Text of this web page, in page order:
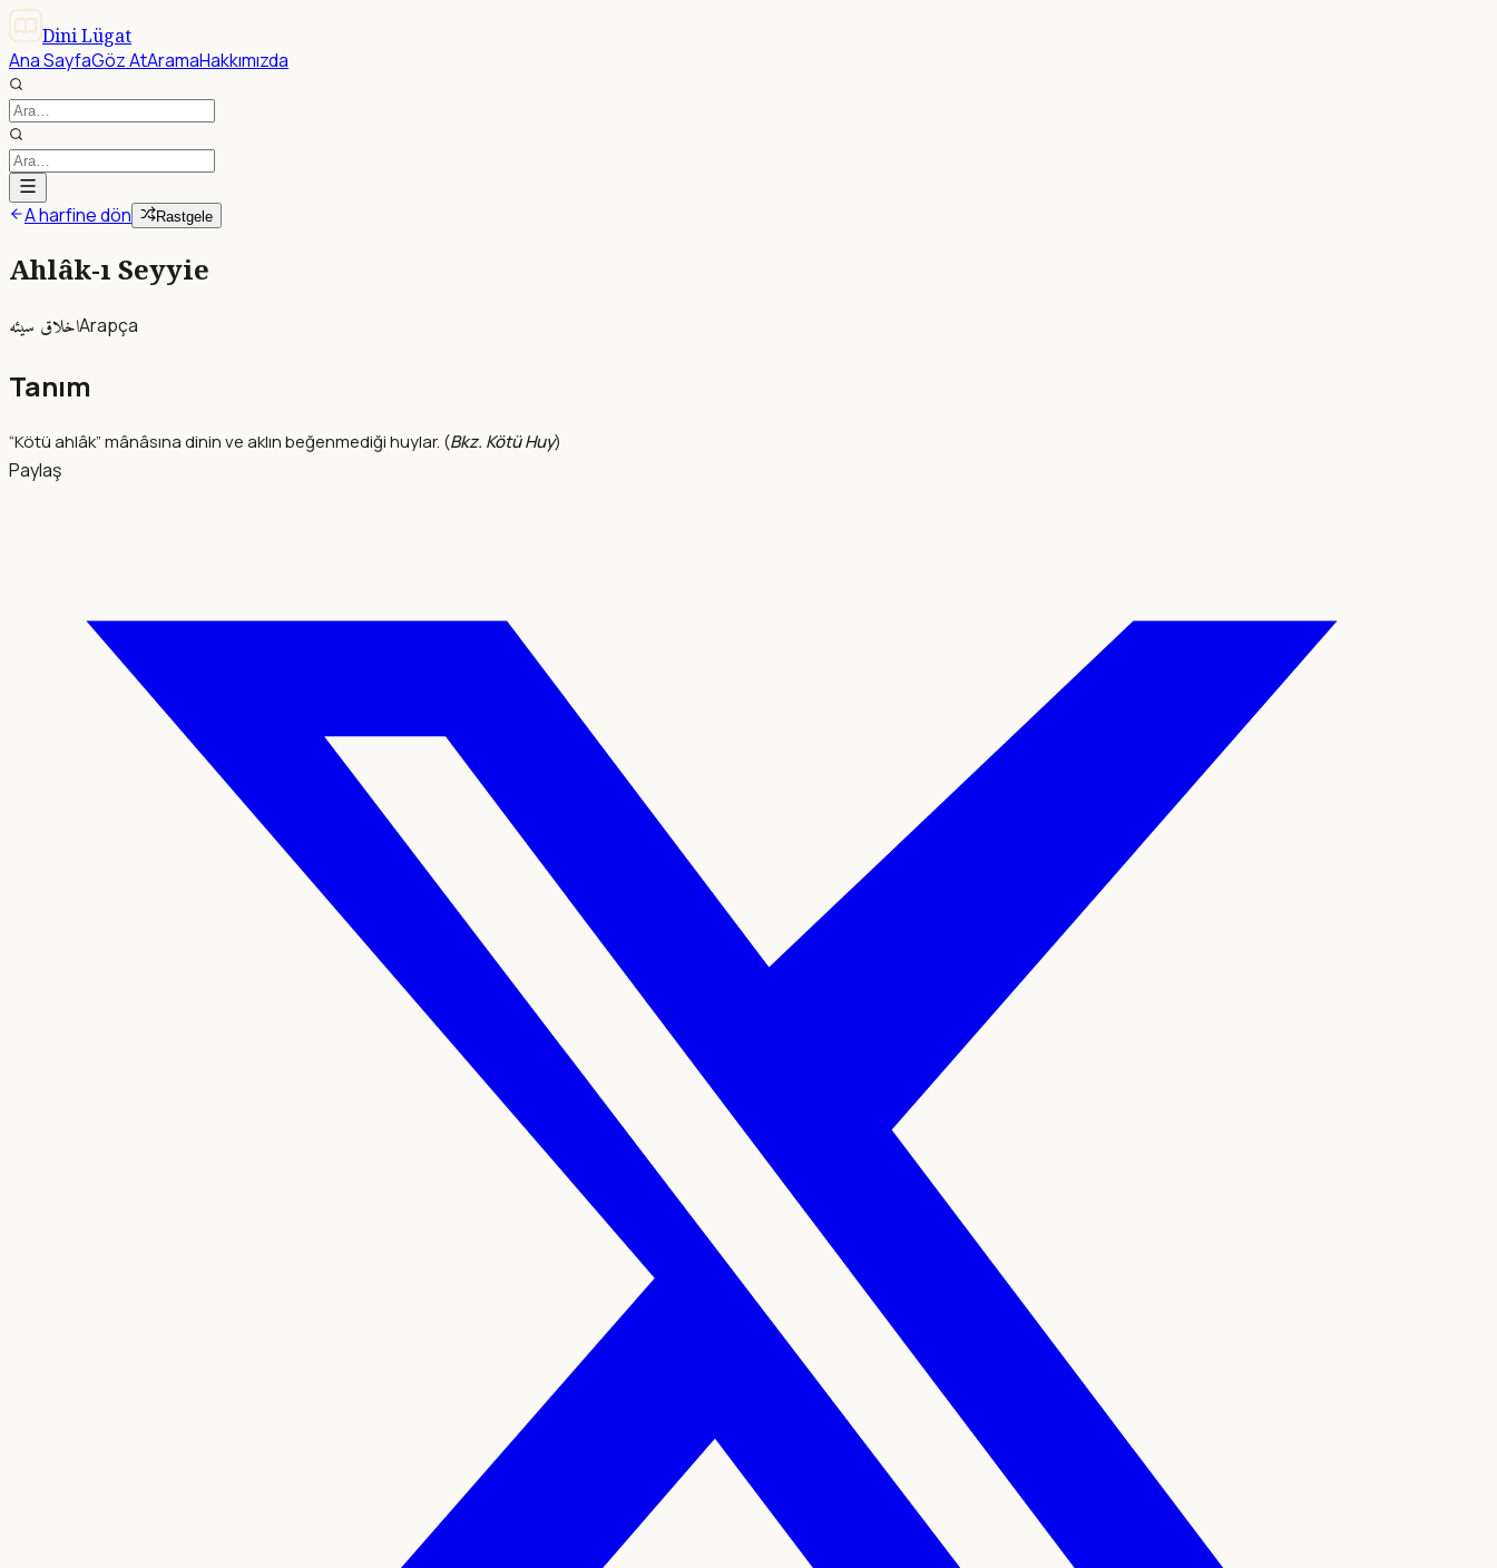
Dini Lügat
Ana SayfaGöz AtAramaHakkımızda
A harfine dön Rastgele
Ahlâk-ı Seyyie
اخلاق سيئهArapça
Tanım
“Kötü ahlâk” mânâsına dinin ve aklın beğenmediği huylar. (Bkz. Kötü Huy)
Paylaş